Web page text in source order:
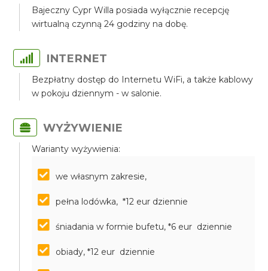
Bajeczny Cypr Willa posiada wyłącznie recepcję
wirtualną czynną 24 godziny na dobę.
INTERNET
Bezpłatny dostęp do Internetu WiFi, a także kablowy
w pokoju dziennym - w salonie.
WYŻYWIENIE
Warianty wyżywienia:
we własnym zakresie,
pełna lodówka, *12 eur dziennie
śniadania w formie bufetu, *6 eur dziennie
obiady, *12 eur dziennie